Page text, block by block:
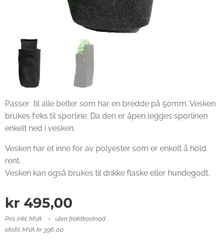
Passer til alle belter som har en bredde på 50mm. Vesken
brukes f.eks til sporline. Da den er åpen legges sporlinen
enkelt ned i vesken.
Vesken har et inne for av polyester som er enkelt å hold
rent.
Vesken kan også brukes til drikke flaske eller hundegodt.
kr 495,00
Pris inkl. MVA
uten fraktkostnad
ekskl. MVA kr 396,00